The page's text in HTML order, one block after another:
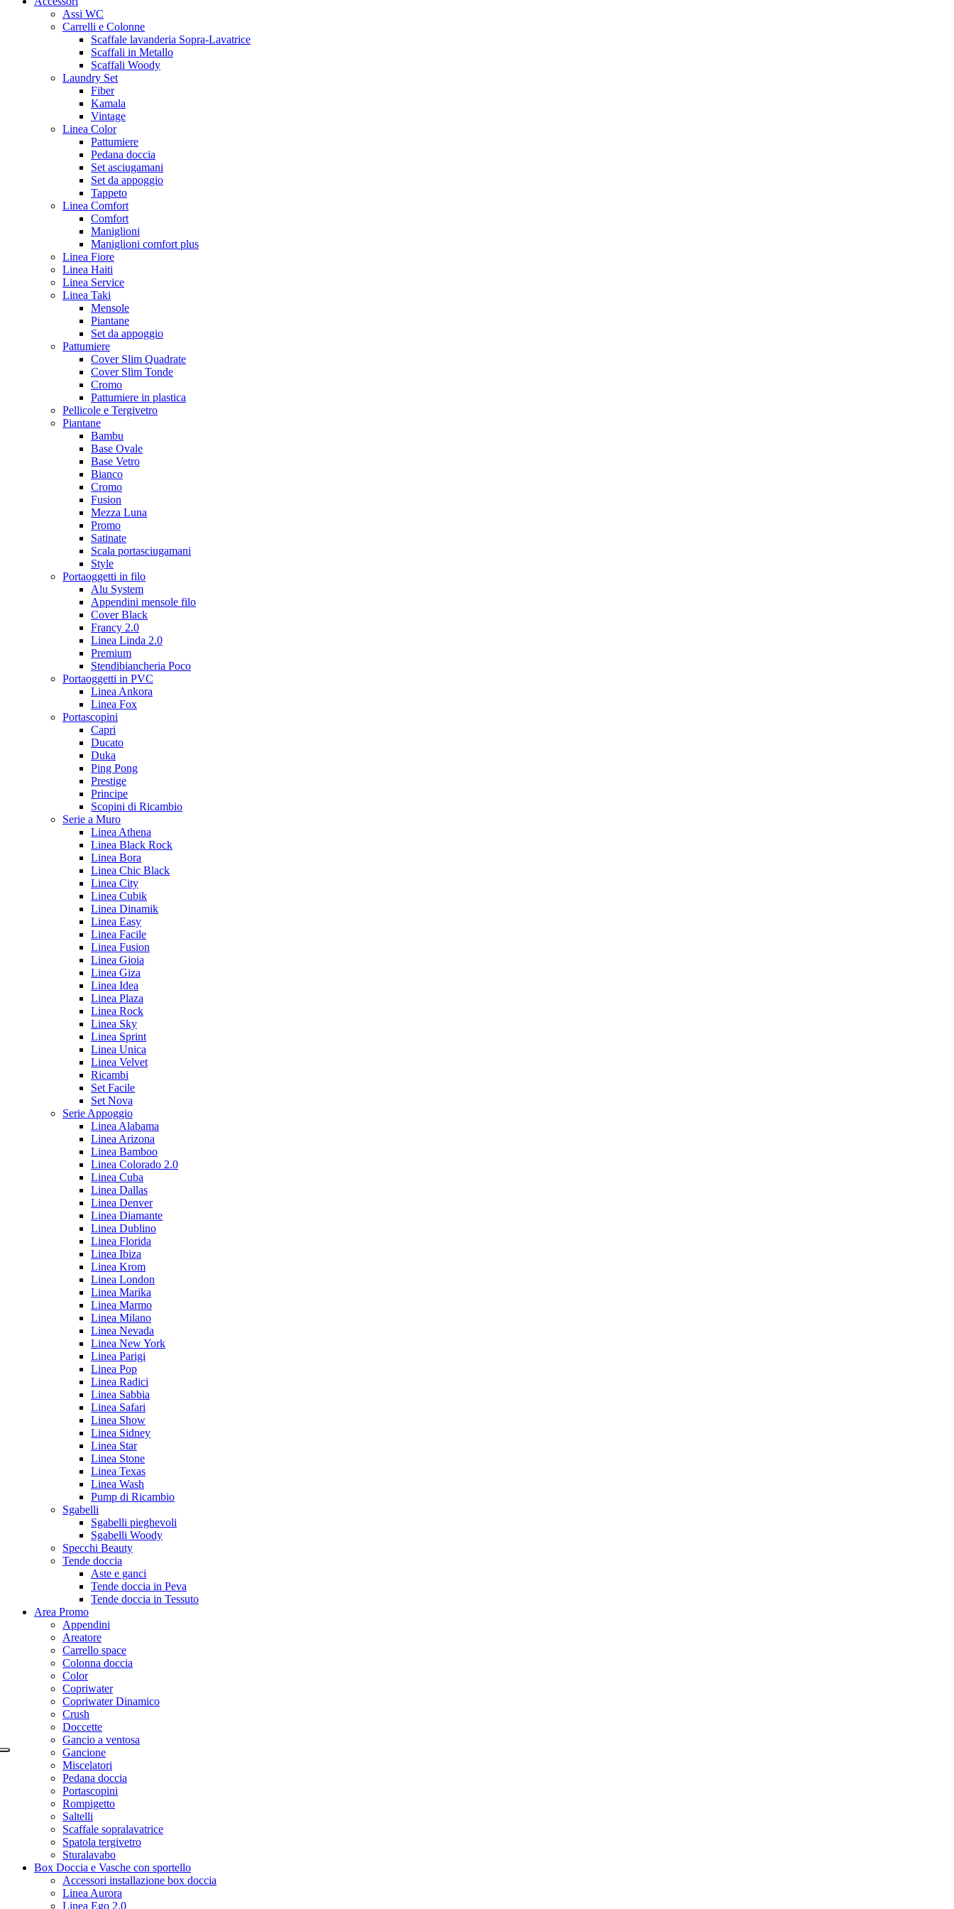
Assi WC
Carrelli e Colonne
Scaffale lavanderia Sopra-Lavatrice
Scaffali in Metallo
Scaffali Woody
Laundry Set
Fiber
Kamala
Vintage
Linea Color
Pattumiere
Pedana doccia
Set asciugamani
Set da appoggio
Tappeto
Linea Comfort
Comfort
Maniglioni
Maniglioni comfort plus
Linea Fiore
Linea Haiti
Linea Service
Linea Taki
Mensole
Piantane
Set da appoggio
Pattumiere
Cover Slim Quadrate
Cover Slim Tonde
Cromo
Pattumiere in plastica
Pellicole e Tergivetro
Piantane
Bambu
Base Ovale
Base Vetro
Bianco
Cromo
Fusion
Mezza Luna
Promo
Satinate
Scala portasciugamani
Style
Portaoggetti in filo
Alu System
Appendini mensole filo
Cover Black
Francy 2.0
Linea Linda 2.0
Premium
Stendibiancheria Poco
Portaoggetti in PVC
Linea Ankora
Linea Fox
Portascopini
Capri
Ducato
Duka
Ping Pong
Prestige
Principe
Scopini di Ricambio
Serie a Muro
Linea Athena
Linea Black Rock
Linea Bora
Linea Chic Black
Linea City
Linea Cubik
Linea Dinamik
Linea Easy
Linea Facile
Linea Fusion
Linea Gioia
Linea Giza
Linea Idea
Linea Plaza
Linea Rock
Linea Sky
Linea Sprint
Linea Unica
Linea Velvet
Ricambi
Set Facile
Set Nova
Serie Appoggio
Linea Alabama
Linea Arizona
Linea Bamboo
Linea Colorado 2.0
Linea Cuba
Linea Dallas
Linea Denver
Linea Diamante
Linea Dublino
Linea Florida
Linea Ibiza
Linea Krom
Linea London
Linea Marika
Linea Marmo
Linea Milano
Linea Nevada
Linea New York
Linea Parigi
Linea Pop
Linea Radici
Linea Sabbia
Linea Safari
Linea Show
Linea Sidney
Linea Star
Linea Stone
Linea Texas
Linea Wash
Pump di Ricambio
Sgabelli
Sgabelli pieghevoli
Sgabelli Woody
Specchi Beauty
Tende doccia
Aste e ganci
Tende doccia in Peva
Tende doccia in Tessuto
Area Promo
Appendini
Areatore
Carrello space
Colonna doccia
Color
Copriwater
Copriwater Dinamico
Crush
Doccette
Gancio a ventosa
Gancione
Miscelatori
Pedana doccia
Portascopini
Rompigetto
Saltelli
Scaffale sopralavatrice
Spatola tergivetro
Sturalavabo
Box Doccia e Vasche con sportello
Accessori installazione box doccia
Linea Aurora
Linea Ego 2.0